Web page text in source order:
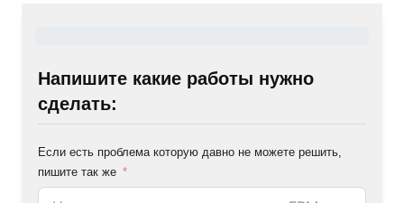
Напишите какие работы нужно
сделать:
Если есть проблема которую давно не можете решить,
пишите так же